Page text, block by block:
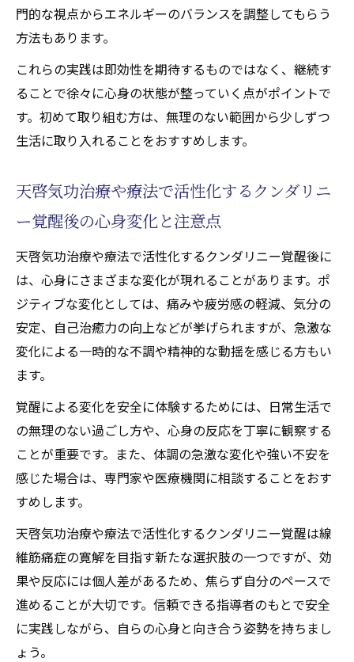
門的な視点からエネルギーのバランスを調整してもらう
方法もあります。
これらの実践は即効性を期待するものではなく、継続す
ることで徐々に心身の状態が整っていく点がポイントで
す。初めて取り組む方は、無理のない範囲から少しずつ
生活に取り入れることをおすすめします。
天啓気功治療や療法で活性化するクンダリニ
ー覚醒後の心身変化と注意点
天啓気功治療や療法で活性化するクンダリニー覚醒後に
は、心身にさまざまな変化が現れることがあります。ポ
ジティブな変化としては、痛みや疲労感の軽減、気分の
安定、自己治癒力の向上などが挙げられますが、急激な
変化による一時的な不調や精神的な動揺を感じる方もい
ます。
覚醒による変化を安全に体験するためには、日常生活で
の無理のない過ごし方や、心身の反応を丁寧に観察する
ことが重要です。また、体調の急激な変化や強い不安を
感じた場合は、専門家や医療機関に相談することをおす
すめします。
天啓気功治療や療法で活性化するクンダリニー覚醒は線
維筋痛症の寛解を目指す新たな選択肢の一つですが、効
果や反応には個人差があるため、焦らず自分のペースで
進めることが大切です。信頼できる指導者のもとで安全
に実践しながら、自らの心身と向き合う姿勢を持ちまし
ょう。